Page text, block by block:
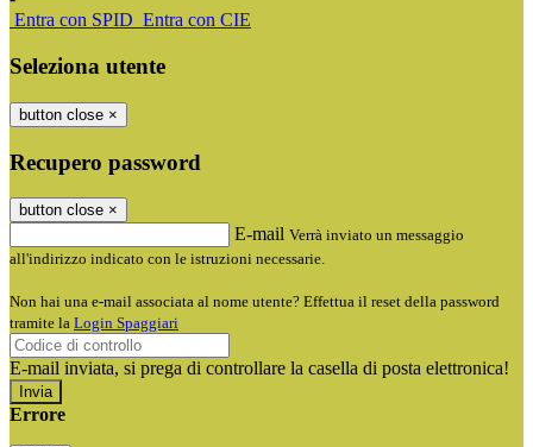
Entra con SPID Entra con CIE
Seleziona utente
button close ×
Recupero password
button close ×
E-mail Verrà inviato un messaggio
all'indirizzo indicato con le istruzioni necessarie.
Non hai una e-mail associata al nome utente? Effettua il reset della password
tramite la Login Spaggiari
E-mail inviata, si prega di controllare la casella di posta elettronica!
Errore